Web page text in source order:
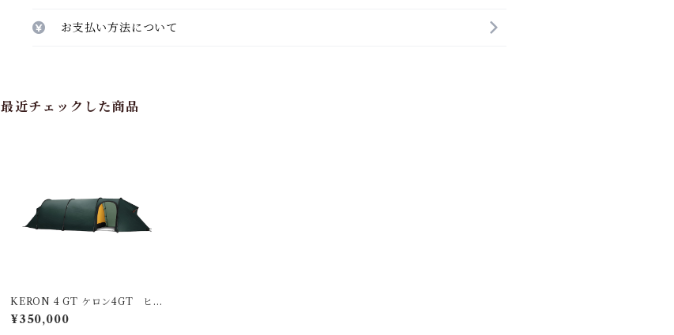
お支払い方法について
最近チェックした商品
KERON 4 GT ケロン4GT ヒル
バーグ
¥350,000